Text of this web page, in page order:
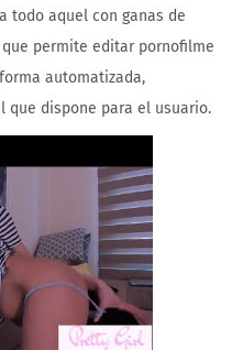
todo aquel con ganas de
permite editar pornofilme
automatizada,
que dispone para el usuario.